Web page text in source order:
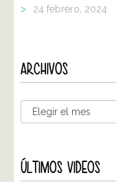
> 24 febrero, 2024
ARCHIVOS
ÚLTIMOS VIDEOS